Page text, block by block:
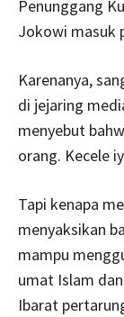
Penunggang
Jokowi masuk
Karenanya,
di jejaring
menyebut
orang. Kecele
Tapi kenapa
menyaksikan
mampu
umat Islam
Ibarat